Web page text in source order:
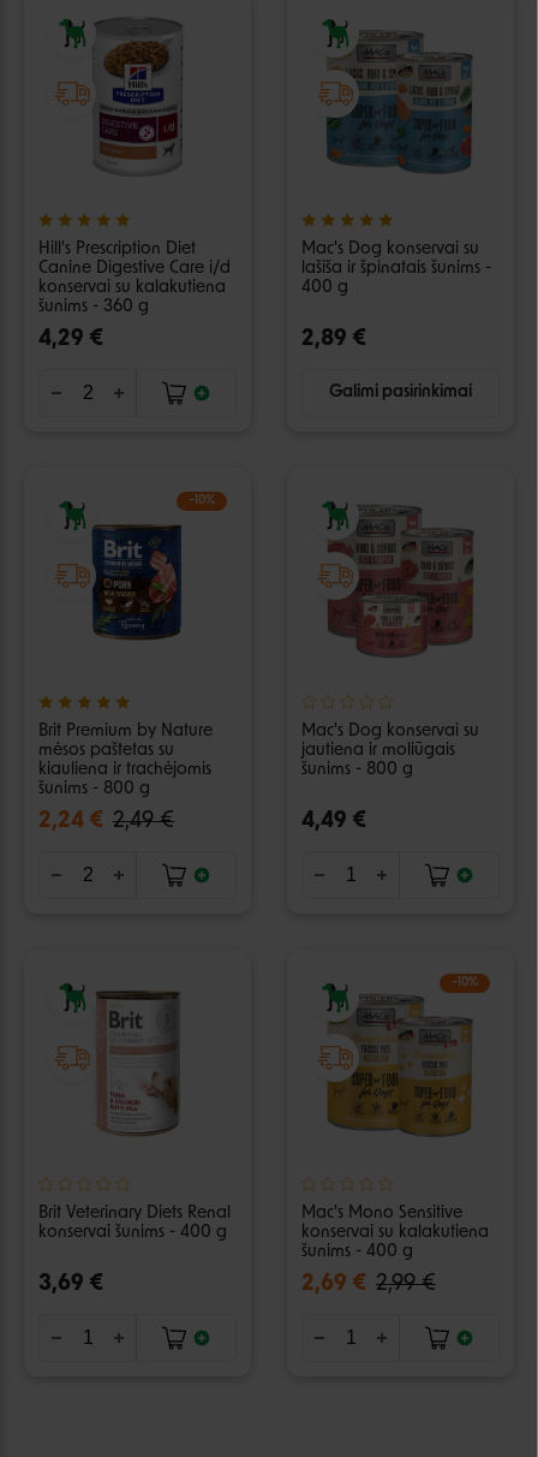
Hill's Prescription Diet
Canine Digestive Care i/d
konservai su kalakutiena
šunims - 360 g
4,29 €
Mac's Dog konservai su
lašiša ir špinatais šunims -
400 g
2,89 €
Galimi pasirinkimai
−10%
Brit Premium by Nature
mėsos paštetas su
kiauliena ir trachėjomis
šunims - 800 g
2,24 € 2,49 €
Mac's Dog konservai su
jautiena ir moliūgais
šunims - 800 g
4,49 €
Brit Veterinary Diets Renal
konservai šunims - 400 g
3,69 €
−10%
Mac's Mono Sensitive
konservai su kalakutiena
šunims - 400 g
2,69 € 2,99 €